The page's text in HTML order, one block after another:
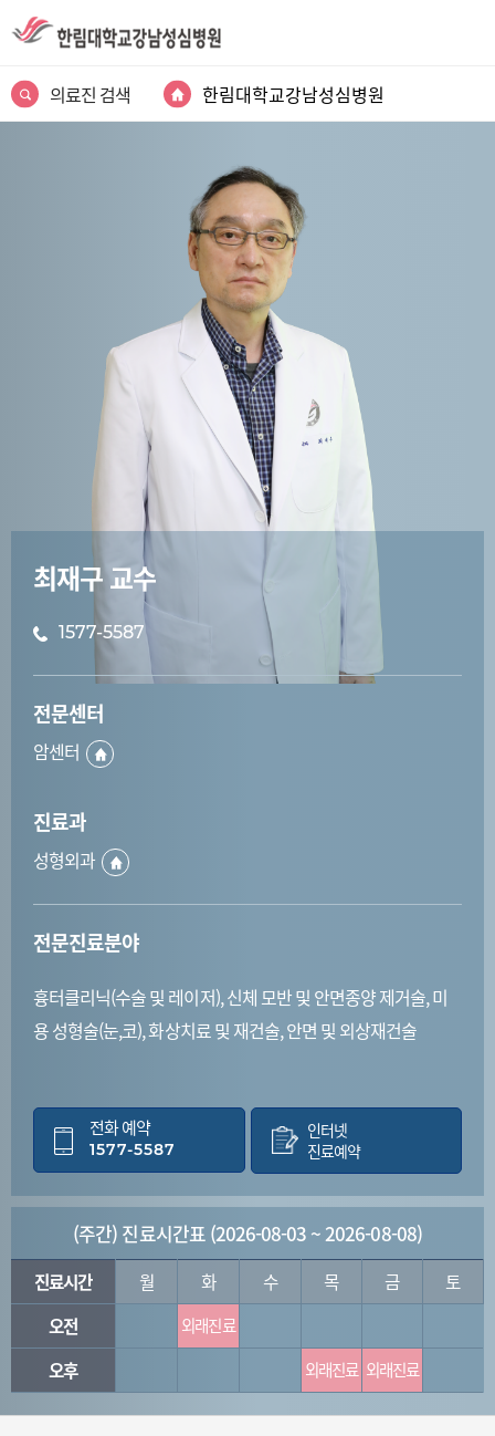
의료진 검색 한림대학교강남성심병원
최재구 교수
1577-5587
전문센터
암센터
진료과
성형외과
전문진료분야
흉터클리닉(수술 및 레이저), 신체 모반 및 안면종양 제거술, 미
용 성형술(눈,코), 화상치료 및 재건술, 안면 및 외상재건술
전화 예약
1577-5587
인터넷
진료예약
(주간) 진료시간표 (2026-08-03 ~ 2026-08-08)
진료시간 월 화 수 목 금
토
오전
외래진료
오후 외래진료 외래진료